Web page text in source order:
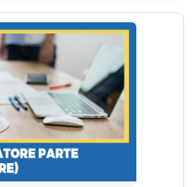
per
gli
legali e
un
di lavoro
Nuovo
stato
realtà